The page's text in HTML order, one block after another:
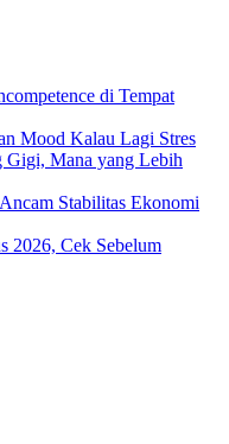
di Tempat
Mood Kalau Lagi Stres
Gigi, Mana yang Lebih
Stabilitas Ekonomi
2026, Cek Sebelum